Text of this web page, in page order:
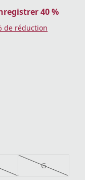
40 %
de réduction
G